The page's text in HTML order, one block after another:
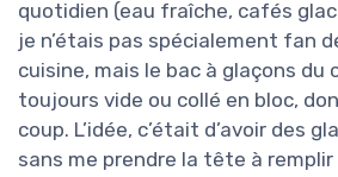
quotidien (eau fraîche, cafés
je n’étais pas spécialement fan
cuisine, mais le bac à glaçons
toujours vide ou collé en bloc,
coup. L’idée, c’était d’avoir des
sans me prendre la tête à